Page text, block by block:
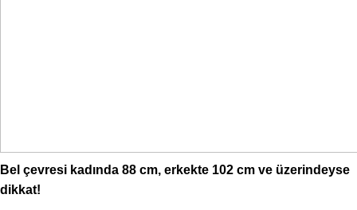
Bel çevresi kadında 88 cm, erkekte 102 cm ve üzerindeyse
dikkat!